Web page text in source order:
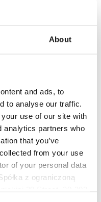
About
and ads, to
to analyse our traffic.
use of our site with
analytics partners who
that you’ve
from your use
of your personal data
z ograniczoną